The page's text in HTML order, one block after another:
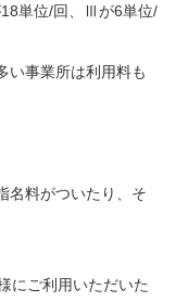
単位/回、Ⅲが6単位/
い事業所は利用料も
名料がついたり、そ
にご利用いただいた